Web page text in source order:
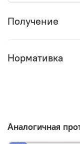
Получение
Нормативка
Аналогичная